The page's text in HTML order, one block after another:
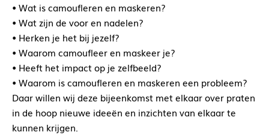
• Wat is camoufleren en maskeren?
• Wat zijn de voor en nadelen?
• Herken je het bij jezelf?
• Waarom camoufleer en maskeer je?
• Heeft het impact op je zelfbeeld?
• Waarom is camoufleren en maskeren een probleem?
Daar willen wij deze bijeenkomst met elkaar over praten
in de hoop nieuwe ideeën en inzichten van elkaar te
kunnen krijgen.